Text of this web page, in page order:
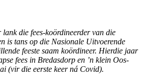
die fees-koördineerder van die
is tans op die Nasionale Uitvoerende
feeste saam koördineer. Hierdie jaar
fees in Bredasdorp en ’n klein Oos-
(vir die eerste keer ná Covid).